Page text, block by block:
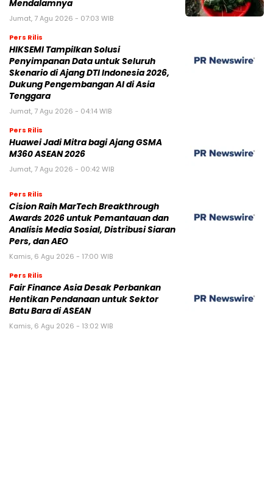
Mendalamnya
Jumat, 7 Agu 2026 - 07:03 WIB
Pers Rilis
HIKSEMI Tampilkan Solusi
Penyimpanan Data untuk Seluruh
Skenario di Ajang DTI Indonesia 2026,
Dukung Pengembangan AI di Asia
Tenggara
Jumat, 7 Agu 2026 - 04:14 WIB
Pers Rilis
Huawei Jadi Mitra bagi Ajang GSMA
M360 ASEAN 2026
Jumat, 7 Agu 2026 - 00:42 WIB
Pers Rilis
Cision Raih MarTech Breakthrough
Awards 2026 untuk Pemantauan dan
Analisis Media Sosial, Distribusi Siaran
Pers, dan AEO
Kamis, 6 Agu 2026 - 17:00 WIB
Pers Rilis
Fair Finance Asia Desak Perbankan
Hentikan Pendanaan untuk Sektor
Batu Bara di ASEAN
Kamis, 6 Agu 2026 - 13:02 WIB